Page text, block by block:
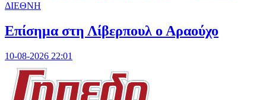
ΔΙΕΘΝΗ
Επίσημα στη Λίβερπουλ ο Αραούχο
10-08-2026 22:01